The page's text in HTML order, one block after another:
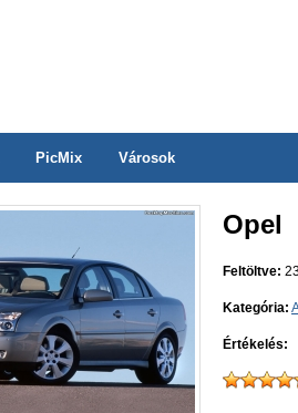
PicMix Városok
Opel
Feltöltve:
Kategória:
Értékelés: